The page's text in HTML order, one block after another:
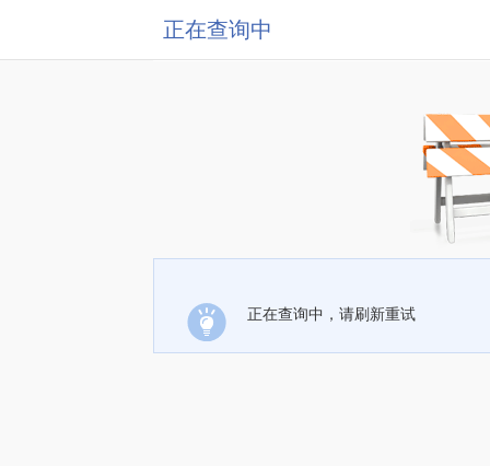
正在查询中
正在查询中，请刷新重试